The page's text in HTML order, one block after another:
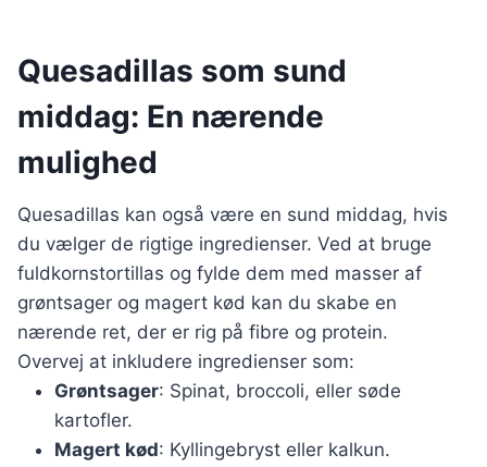
Quesadillas som sund
middag: En nærende
mulighed
Quesadillas kan også være en sund middag, hvis
du vælger de rigtige ingredienser. Ved at bruge
fuldkornstortillas og fylde dem med masser af
grøntsager og magert kød kan du skabe en
nærende ret, der er rig på fibre og protein.
Overvej at inkludere ingredienser som:
Grøntsager: Spinat, broccoli, eller søde
kartofler.
Magert kød: Kyllingebryst eller kalkun.